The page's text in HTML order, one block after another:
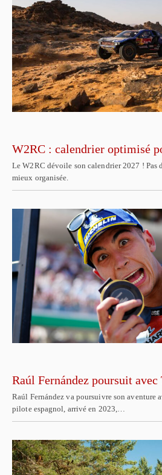
W2RC : calendrier optimisé
Le W2RC dévoile son calendrier 2027 ! Pas
mieux organisée.
Raúl Fernández poursuit
Raúl Fernández va poursuivre son aventure
pilote espagnol, arrivé en 2023,…